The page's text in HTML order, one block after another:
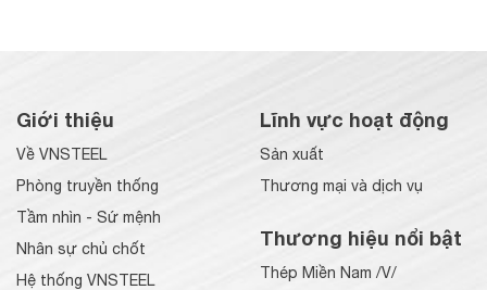
Giới thiệu
Về VNSTEEL
Phòng truyền thống
Tầm nhìn - Sứ mệnh
Nhân sự chủ chốt
Hệ thống VNSTEEL
Lĩnh vực hoạt động
Sản xuất
Thương mại và dịch vụ
Thương hiệu nổi bật
Thép Miền Nam /V/